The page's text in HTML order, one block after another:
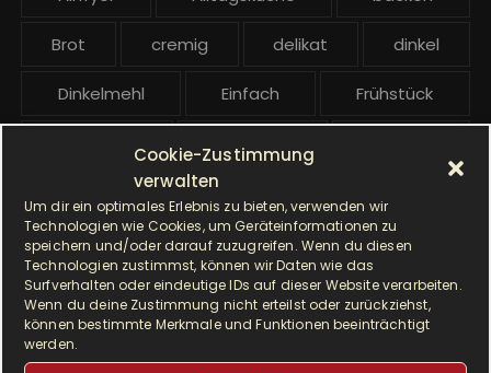
Cookie-Zustimmung
verwalten
Um dir ein optimales Erlebnis zu bieten, verwenden wir
Technologien wie Cookies, um Geräteinformationen zu
speichern und/oder darauf zuzugreifen. Wenn du diesen
Technologien zustimmst, können wir Daten wie das
Surfverhalten oder eindeutige IDs auf dieser Website verarbeiten.
Wenn du deine Zustimmung nicht erteilst oder zurückziehst,
können bestimmte Merkmale und Funktionen beeinträchtigt
werden.
g
Brot cremig delikat dinkel
Dinkelmehl Einfach Frühstück
gesund
Hauptgericht
HP5031 HP 5031
I Prep & Cook Gourmet kochen
Krups Krups Master Perfect Gourmet